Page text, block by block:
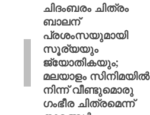
ചിദംബരം ചിത്രം
ബാലന്
പ്രശംസയുമായി
സൂര്യയും
ജ്യോതികയും;
മലയാളം സിനിമയിൽ
നിന്ന് വീണ്ടുമൊരു
ഗംഭീര ചിത്രമെന്ന്